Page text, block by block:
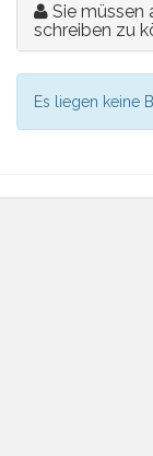
Sie müssen
schreiben zu
Es liegen keine